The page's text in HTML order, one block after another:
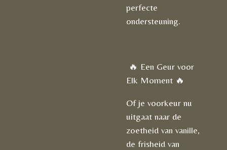
perfecte
ondersteuning.
🔥 Een Geur voor
Elk Moment 🔥
Of je voorkeur nu
uitgaat naar de
zoetheid van vanille,
de frisheid van